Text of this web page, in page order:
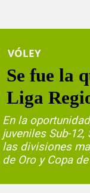
VÓLEY
Se fue la
Liga
En la
juveniles Sub-12,
las divisiones
de Oro y Copa